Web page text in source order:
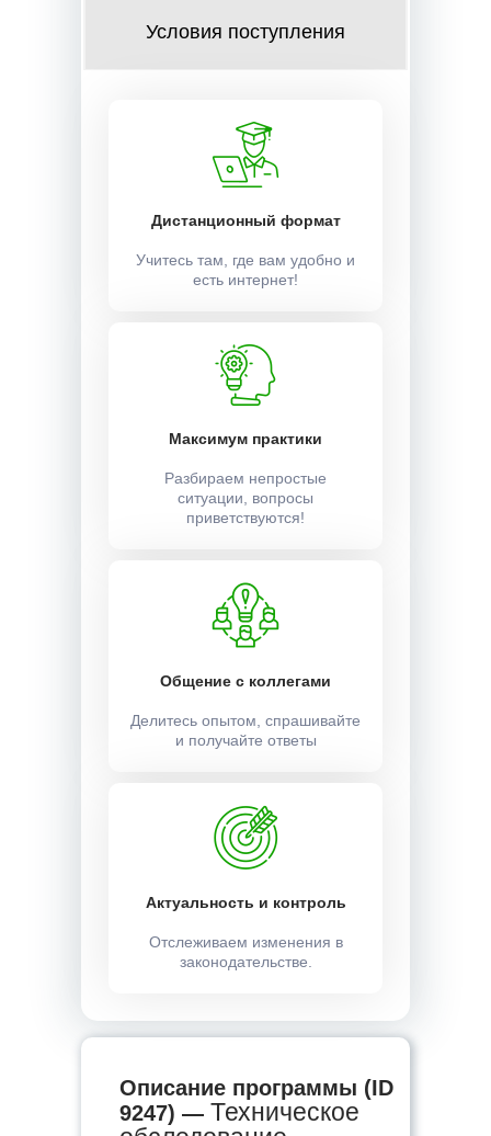
Условия поступления
Дистанционный формат
Учитесь там, где вам удобно и
есть интернет!
Максимум практики
Разбираем непростые
ситуации, вопросы
приветствуются!
Общение с коллегами
Делитесь опытом, спрашивайте
и получайте ответы
Актуальность и контроль
Отслеживаем изменения в
законодательстве.
Описание программы (ID
9247) — Техническое